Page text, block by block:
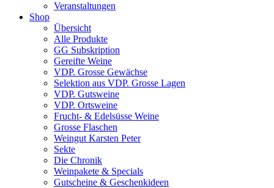
Veranstaltungen
Shop
Übersicht
Alle Produkte
GG Subskription
Gereifte Weine
VDP. Grosse Gewächse
Selektion aus VDP. Grosse Lagen
VDP. Gutsweine
VDP. Ortsweine
Frucht- & Edelsüsse Weine
Grosse Flaschen
Weingut Karsten Peter
Sekte
Die Chronik
Weinpakete & Specials
Gutscheine & Geschenkideen